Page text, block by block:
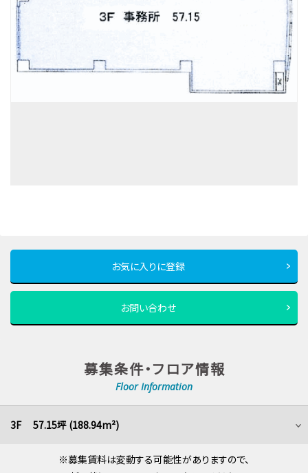
お気に入りに登録
お問い合わせ
募集条件・フロア情報
Floor Information
3F 57.15坪 (188.94m²)
※募集賃料は変動する可能性がありますので、